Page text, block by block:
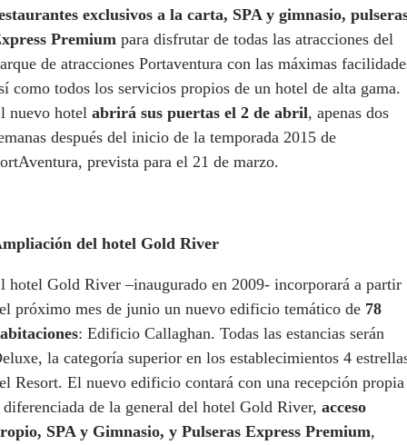
exclusivos a la carta, SPA y gimnasio,
Premium para disfrutar de todas las atracciones del
de atracciones Portaventura con las máximas
como todos los servicios propios de un hotel de alta gama.
nuevo hotel abrirá sus puertas el 2 de abril, apenas dos
después del inicio de la temporada 2015 de
prevista para el 21 de marzo.
del hotel Gold River
hotel Gold River –inaugurado en 2009- incorporará a partir
próximo mes de junio un nuevo edificio temático de 78
: Edificio Callaghan. Todas las estancias serán
la categoría superior en los establecimientos 4
Resort. El nuevo edificio contará con una recepción propia
de la general del hotel Gold River, acceso
SPA y Gimnasio, y Pulseras Express Premium,